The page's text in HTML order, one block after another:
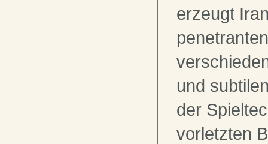
erzeugt
und
der
vorletzten